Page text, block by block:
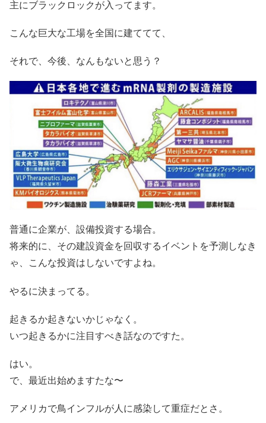
主にブラックロックが入ってます。
こんな巨大な工場を全国に建ててて、
それで、今後、なんもないと思う？
普通に企業が、設備投資する場合。
将来的に、その建設資金を回収するイベントを予測しなき
ゃ、こんな投資はしないですよね。
やるに決まってる。
起きるか起きないかじゃなく。
いつ起きるかに注目すべき話なのですた。
はい。
で、最近出始めますたな〜
アメリカで鳥インフルが人に感染して重症だとさ。